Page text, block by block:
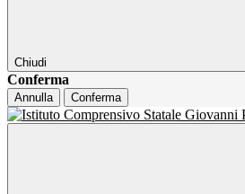
Chiudi
Conferma
Annulla Conferma